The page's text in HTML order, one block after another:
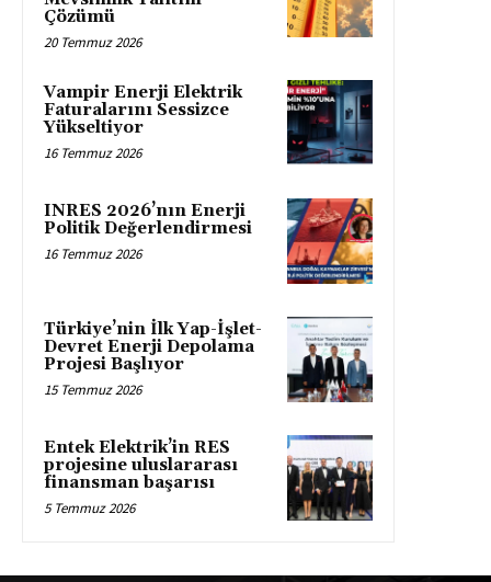
Çözümü
20 Temmuz 2026
Vampir Enerji Elektrik
Faturalarını Sessizce
Yükseltiyor
16 Temmuz 2026
INRES 2026’nın Enerji
Politik Değerlendirmesi
16 Temmuz 2026
Türkiye’nin İlk Yap-İşlet-
Devret Enerji Depolama
Projesi Başlıyor
15 Temmuz 2026
Entek Elektrik’in RES
projesine uluslararası
finansman başarısı
5 Temmuz 2026